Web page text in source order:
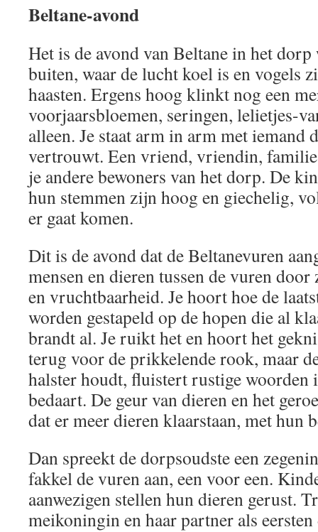
Beltane-avond
Het is de avond van Beltane in het dorp
buiten, waar de lucht koel is en vogels
haasten. Ergens hoog klinkt nog een
voorjaarsbloemen, seringen, lelietjes-
alleen. Je staat arm in arm met iemand
vertrouwt. Een vriend, vriendin,
je andere bewoners van het dorp. De
hun stemmen zijn hoog en giechelig,
er gaat komen.
Dit is de avond dat de Beltanevuren
mensen en dieren tussen de vuren
en vruchtbaarheid. Je hoort hoe de
worden gestapeld op de hopen die al
brandt al. Je ruikt het en hoort het
terug voor de prikkelende rook, maar
halster houdt, fluistert rustige woorden
bedaart. De geur van dieren en het
dat er meer dieren klaarstaan, met hun
Dan spreekt de dorpsoudste een
fakkel de vuren aan, een voor een.
aanwezigen stellen hun dieren gerust.
meikoningin en haar partner als